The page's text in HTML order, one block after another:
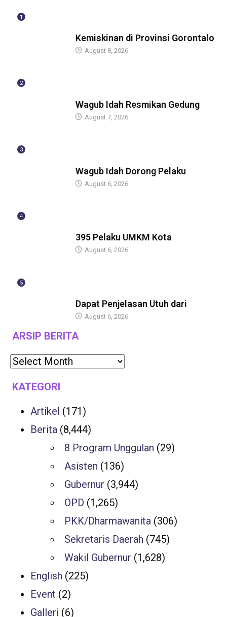
1
Kemiskinan di Provinsi Gorontalo
August 8, 2026
2
Wagub Idah Resmikan Gedung
August 7, 2026
3
Wagub Idah Dorong Pelaku
August 6, 2026
4
395 Pelaku UMKM Kota
August 6, 2026
5
Dapat Penjelasan Utuh dari
August 6, 2026
ARSIP BERITA
KATEGORI
Artikel (171)
Berita (8,444)
8 Program Unggulan (29)
Asisten (136)
Gubernur (3,944)
OPD (1,265)
PKK/Dharmawanita (306)
Sekretaris Daerah (745)
Wakil Gubernur (1,628)
English (225)
Event (2)
Galleri (6)